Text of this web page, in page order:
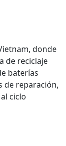
donde
de reciclaje
baterías
de reparación,
ciclo